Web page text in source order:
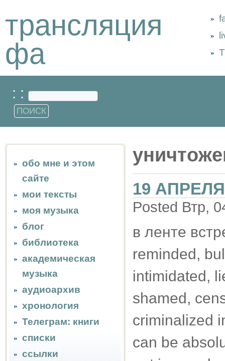
трансляция
фа
: :
обо мне и этом
сайте
мои тексты
моя музыка
блог
библиотека
академическая
музыка
аудиоархив
хронология
Телеграм: книги
списки
ссылки
19 АПРЕЛЯ
Posted Втр,
в ленте
reminded,
intimidated,
shamed,
criminalized
can be